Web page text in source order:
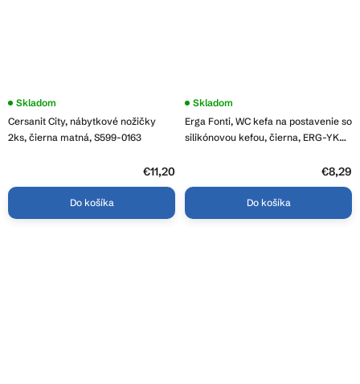
Cersanit City, nábytkové nožičky
2ks, čierna matná, S599-0163
Skladom
€11,20
Do košíka
Erga Fonti, WC kefa na postavenie so
silikónovou kefou, čierna, ERG-YKA-
Skladom
€8,29
Do košíka